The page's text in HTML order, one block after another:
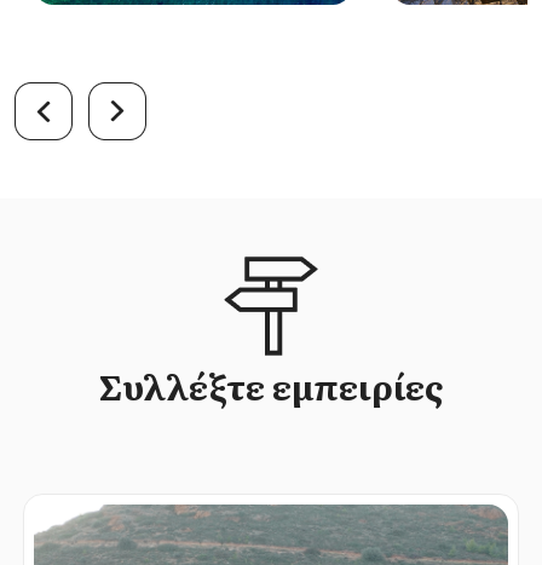
Συλλέξτε εμπειρίες